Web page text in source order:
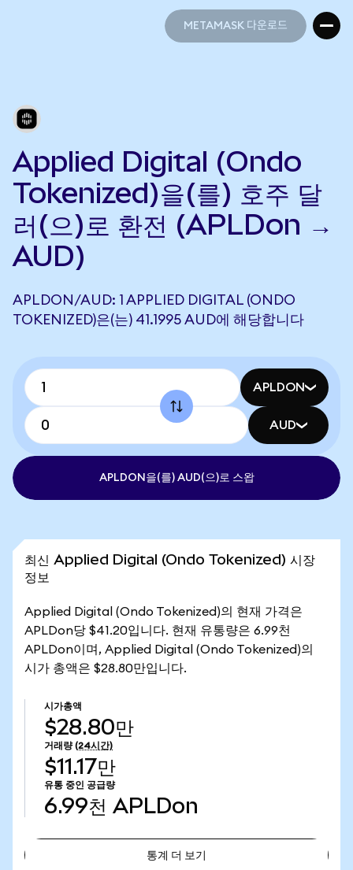
METAMASK 다운로드
Applied Digital (Ondo
Tokenized)을(를) 호주 달
러(으)로 환전 (APLDon →
AUD)
APLDON/AUD: 1 APPLIED DIGITAL (ONDO
TOKENIZED)은(는) 41.1995 AUD에 해당합니다
APLDON
AUD
APLDON을(를) AUD(으)로 스왑
최신 Applied Digital (Ondo Tokenized) 시장
정보
Applied Digital (Ondo Tokenized)의 현재 가격은
APLDon당 $41.20입니다. 현재 유통량은 6.99천
APLDon이며, Applied Digital (Ondo Tokenized)의
시가 총액은 $28.80만입니다.
시가총액
$28.80만
거래량 (24시간)
$11.17만
유통 중인 공급량
6.99천 APLDon
통계 더 보기